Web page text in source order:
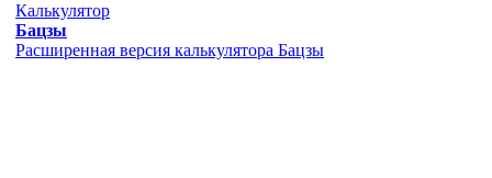
Калькулятор
Бацзы
Расширенная версия калькулятора Бацзы